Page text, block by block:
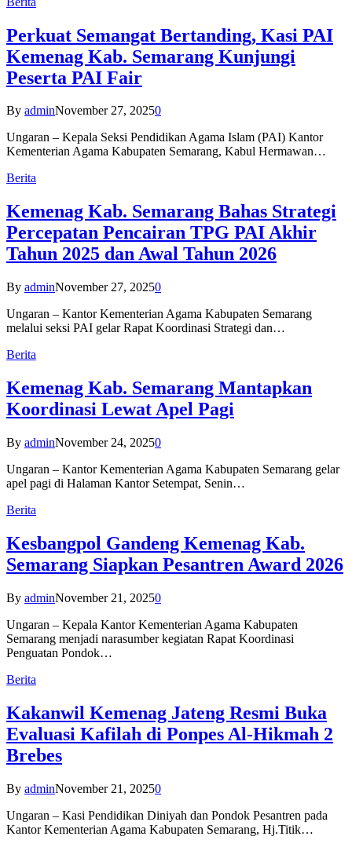
Perkuat Semangat Bertanding, Kasi PAI
Kemenag Kab. Semarang Kunjungi
Peserta PAI Fair
By adminNovember 27, 20250
Ungaran – Kepala Seksi Pendidikan Agama Islam (PAI) Kantor
Kementerian Agama Kabupaten Semarang, Kabul Hermawan…
Berita
Kemenag Kab. Semarang Bahas Strategi
Percepatan Pencairan TPG PAI Akhir
Tahun 2025 dan Awal Tahun 2026
By adminNovember 27, 20250
Ungaran – Kantor Kementerian Agama Kabupaten Semarang
melalui seksi PAI gelar Rapat Koordinasi Strategi dan…
Berita
Kemenag Kab. Semarang Mantapkan
Koordinasi Lewat Apel Pagi
By adminNovember 24, 20250
Ungaran – Kantor Kementerian Agama Kabupaten Semarang gelar
apel pagi di Halaman Kantor Setempat, Senin…
Berita
Kesbangpol Gandeng Kemenag Kab.
Semarang Siapkan Pesantren Award 2026
By adminNovember 21, 20250
Ungaran – Kepala Kantor Kementerian Agama Kabupaten
Semarang menjadi narasumber kegiatan Rapat Koordinasi
Penguatan Pondok…
Berita
Kakanwil Kemenag Jateng Resmi Buka
Evaluasi Kafilah di Ponpes Al-Hikmah 2
Brebes
By adminNovember 21, 20250
Ungaran – Kasi Pendidikan Diniyah dan Pondok Pesantren pada
Kantor Kementerian Agama Kabupaten Semarang, Hj.Titik…